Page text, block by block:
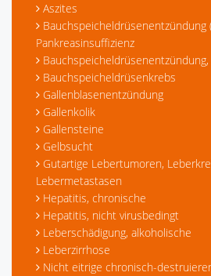
Aszites
Bauchspeicheldrüsenentzündung
Pankreasinsuffizienz
Bauchspeicheldrüsenkrebs
Gallenblasenentzündung
Gallenkolik
Gallensteine
Gelbsucht
Gutartige Lebertumoren,
Lebermetastasen
Hepatitis, chronische
Hepatitis, nicht virusbedingt
Leberschädigung, alkoholische
Leberzirrhose
Nicht eitrige chronisch-